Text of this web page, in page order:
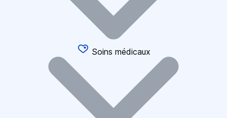
Soins médicaux